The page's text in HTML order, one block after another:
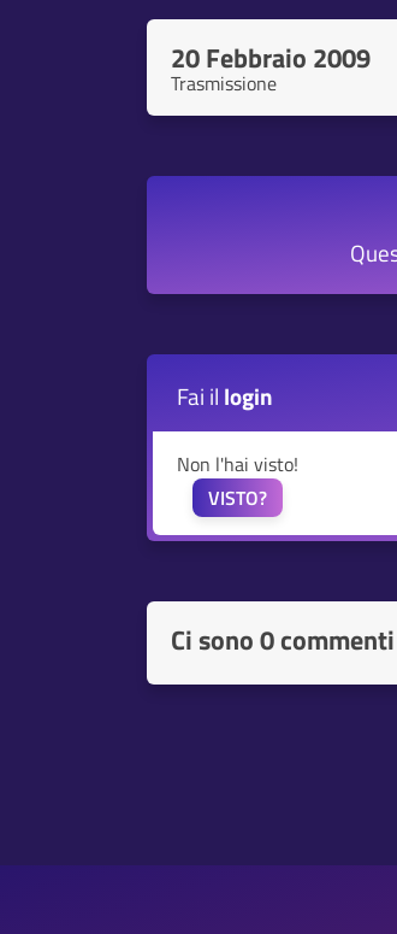
20 Febbraio 2009
Trasmissione
Fai il login
Non l'hai visto!
VISTO?
Ci sono0